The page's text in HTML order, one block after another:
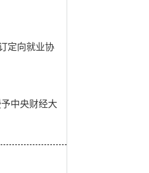
定向就业协
中央财经大